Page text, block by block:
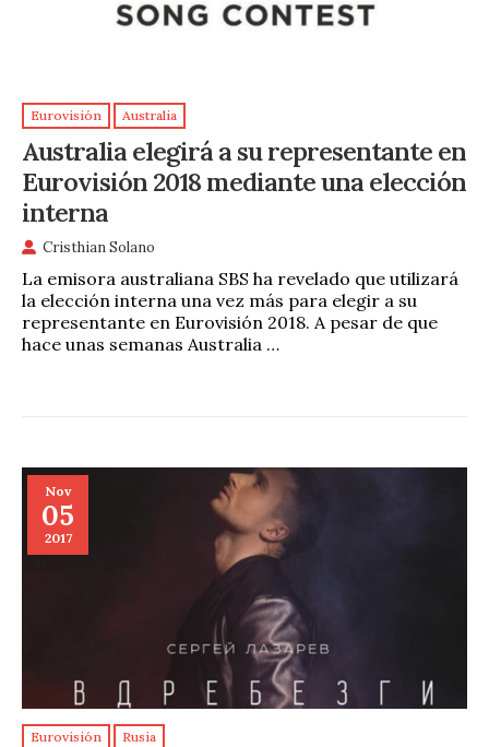
Eurovisión Australia
Australia elegirá a su representante en
Eurovisión 2018 mediante una elección
interna
Cristhian Solano
La emisora australiana SBS ha revelado que utilizará
la elección interna una vez más para elegir a su
representante en Eurovisión 2018. A pesar de que
hace unas semanas Australia …
Nov
05
2017
Eurovisión Rusia